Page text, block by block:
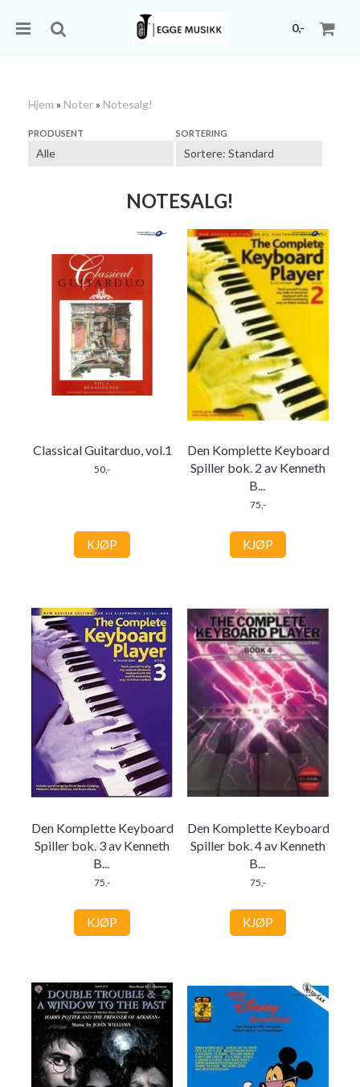
0,-
Hjem » Noter» Notesalg!
PRODUSENT SORTERING
NOTESALG!
Classical Guitarduo, vol.1
50,-
KJØP
Den Komplette Keyboard
Spiller bok. 2 av Kenneth
B...
75,-
KJØP
Den Komplette Keyboard
Spiller bok. 3 av Kenneth
B...
75,-
KJØP
Den Komplette Keyboard
Spiller bok. 4 av Kenneth
B...
75,-
KJØP